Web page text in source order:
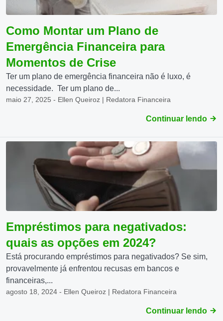
Como Montar um Plano de
Emergência Financeira para
Momentos de Crise
Ter um plano de emergência financeira não é luxo, é
necessidade. Ter um plano de...
maio 27, 2025 - Ellen Queiroz | Redatora Financeira
Continuar lendo
Empréstimos para negativados:
quais as opções em 2024?
Está procurando empréstimos para negativados? Se sim,
provavelmente já enfrentou recusas em bancos e
financeiras,...
agosto 18, 2024 - Ellen Queiroz | Redatora Financeira
Continuar lendo